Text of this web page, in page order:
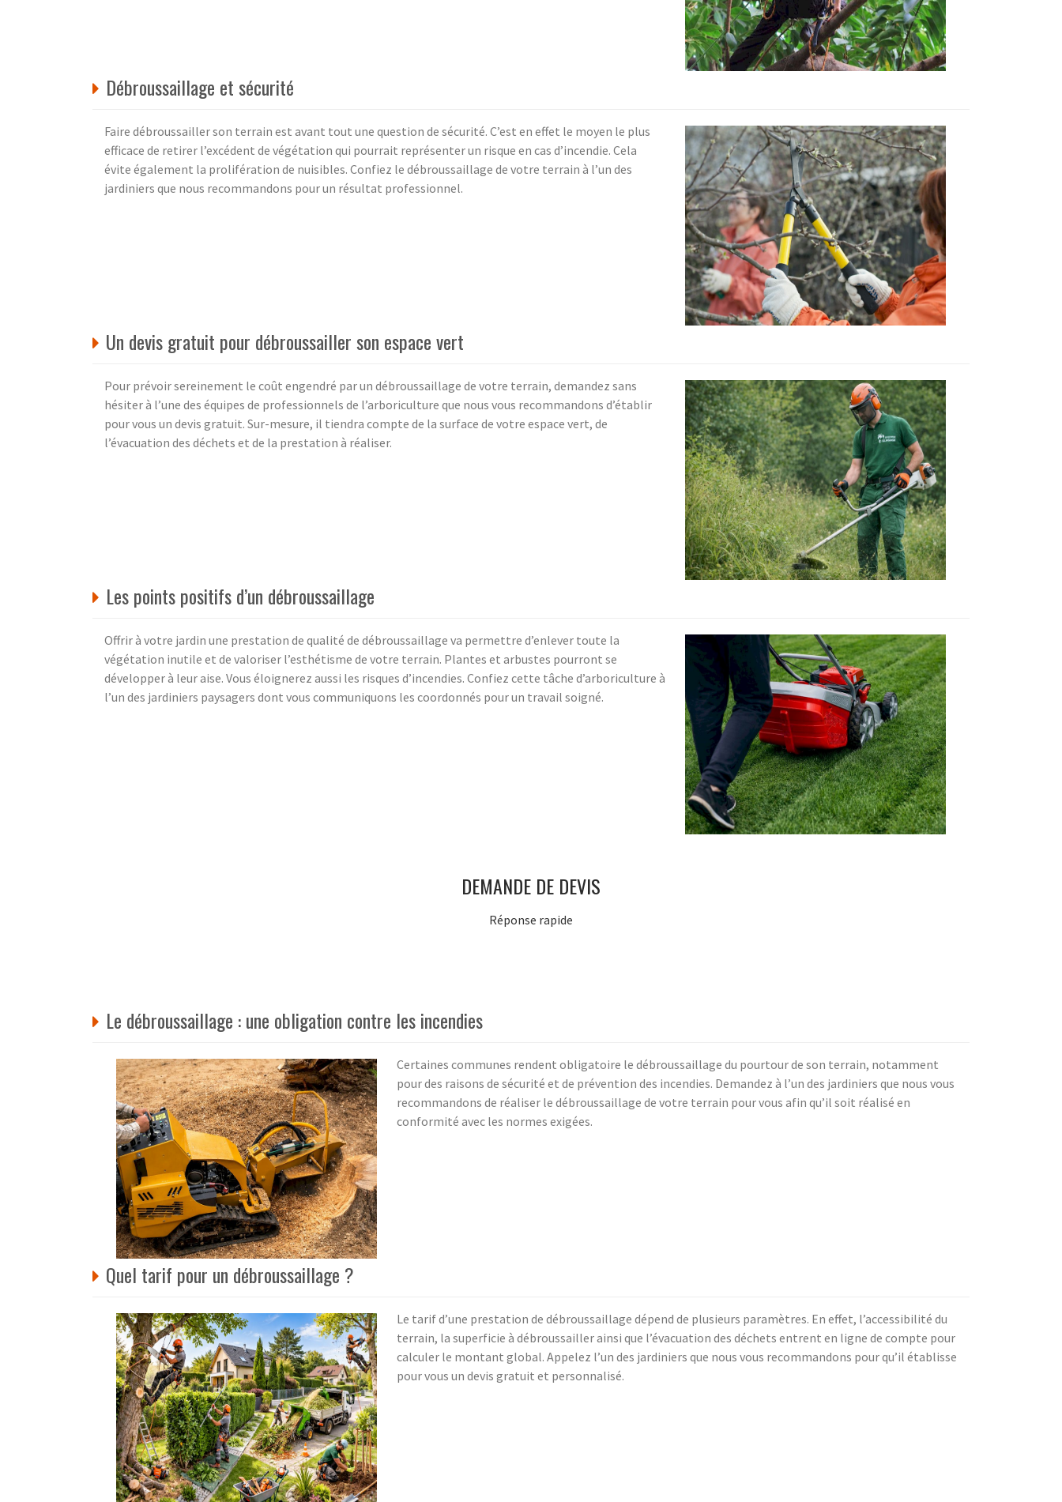
Débroussaillage et sécurité
Faire débroussailler son terrain est avant tout une question de sécurité. C’est en effet le moyen le plus
efficace de retirer l’excédent de végétation qui pourrait représenter un risque en cas d’incendie. Cela
évite également la prolifération de nuisibles. Confiez le débroussaillage de votre terrain à l’un des
jardiniers que nous recommandons pour un résultat professionnel.
Un devis gratuit pour débroussailler son espace vert
Pour prévoir sereinement le coût engendré par un débroussaillage de votre terrain, demandez sans
hésiter à l’une des équipes de professionnels de l’arboriculture que nous vous recommandons d’établir
pour vous un devis gratuit. Sur-mesure, il tiendra compte de la surface de votre espace vert, de
l’évacuation des déchets et de la prestation à réaliser.
Les points positifs d’un débroussaillage
Offrir à votre jardin une prestation de qualité de débroussaillage va permettre d’enlever toute la
végétation inutile et de valoriser l’esthétisme de votre terrain. Plantes et arbustes pourront se
développer à leur aise. Vous éloignerez aussi les risques d’incendies. Confiez cette tâche d’arboriculture à
l’un des jardiniers paysagers dont vous communiquons les coordonnés pour un travail soigné.
DEMANDE DE DEVIS
Réponse rapide
Le débroussaillage : une obligation contre les incendies
Certaines communes rendent obligatoire le débroussaillage du pourtour de son terrain, notamment
pour des raisons de sécurité et de prévention des incendies. Demandez à l’un des jardiniers que nous vous
recommandons de réaliser le débroussaillage de votre terrain pour vous afin qu’il soit réalisé en
conformité avec les normes exigées.
Quel tarif pour un débroussaillage ?
Le tarif d’une prestation de débroussaillage dépend de plusieurs paramètres. En effet, l’accessibilité du
terrain, la superficie à débroussailler ainsi que l’évacuation des déchets entrent en ligne de compte pour
calculer le montant global. Appelez l’un des jardiniers que nous vous recommandons pour qu’il établisse
pour vous un devis gratuit et personnalisé.